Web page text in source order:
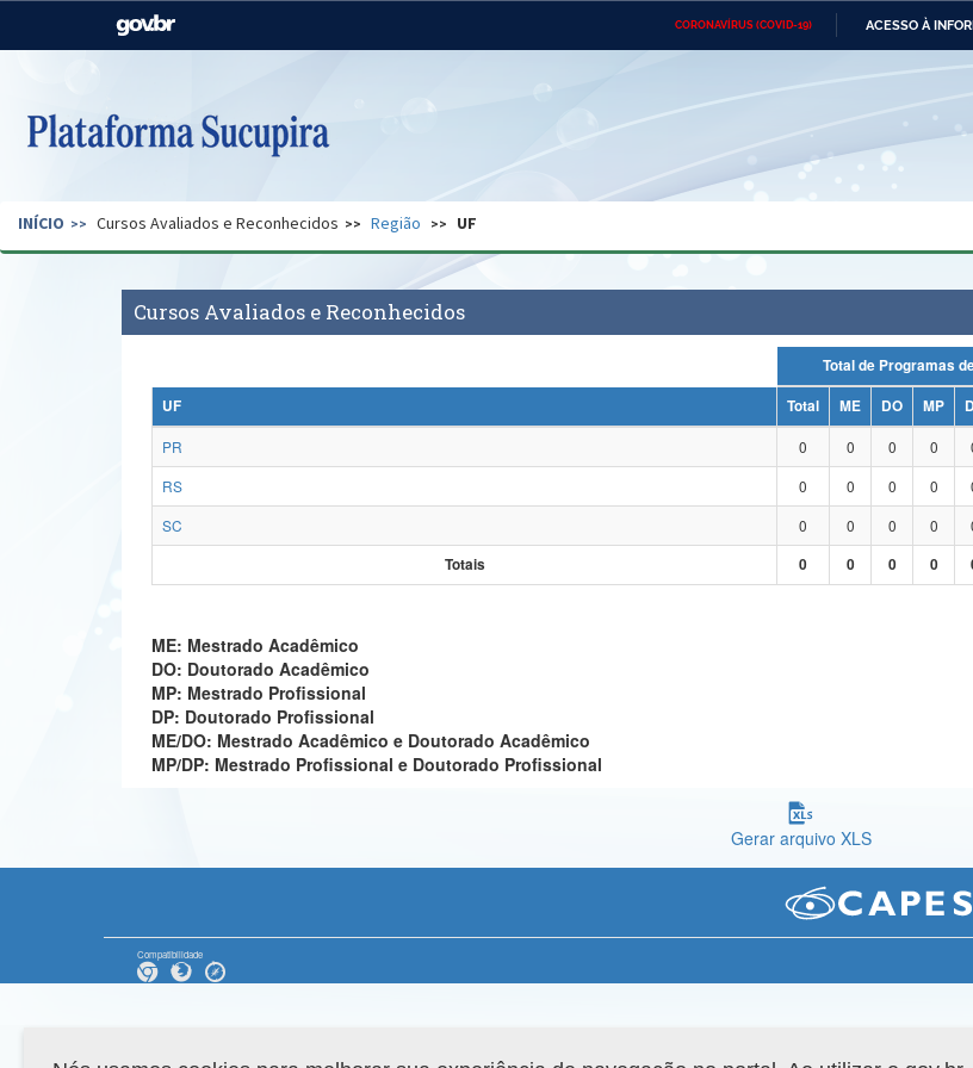
CORONAVÍRUS (COVID-19) ACESSO À
Casa Civil Ministério das Relações
Pecuária e Abastecimento
Ministério do Desenvolvimento
Regional
Secretaria de Governo Gabinete de Segurança Advocacia-Geral da União Banco Central do Brasil
INÍCIO Cursos Avaliados e Reconhecidos Região UF
Cursos Avaliados e Reconhecidos
UF
Total ME DO MP
PR
0 0 0 0
RS
0 0 0 0
SC
0 0 0 0
Totais
0 0 0 0
ME: Mestrado Acadêmico
DO: Doutorado Acadêmico
MP: Mestrado Profissional
DP: Doutorado Profissional
ME/DO: Mestrado Acadêmico e Doutorado Acadêmico
MP/DP: Mestrado Profissional e Doutorado Profissional
Gerar arquivo XLS
Compatibilidade